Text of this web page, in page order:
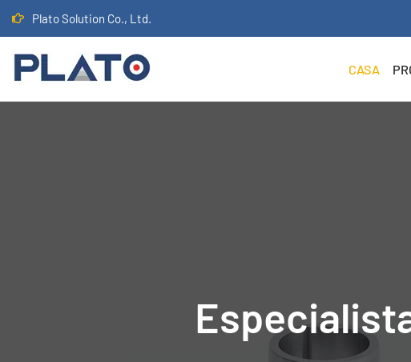
Plato Solution Co., Ltd.
CASA